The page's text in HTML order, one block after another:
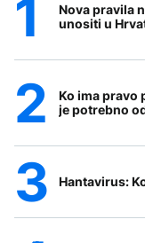
Nova pravila
unositi u
Ko ima pravo
je potrebno
Hantavirus: